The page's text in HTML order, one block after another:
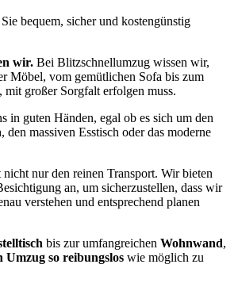
bequem, sicher und kostengünstig
wir. Bei Blitzschnellumzug wissen wir,
Möbel, vom gemütlichen Sofa bis zum
großer Sorgfalt erfolgen muss.
in guten Händen, egal ob es sich um den
den massiven Esstisch oder das moderne
nicht nur den reinen Transport. Wir bieten
an, um sicherzustellen, dass wir
verstehen und entsprechend planen
bis zur umfangreichen Wohnwand,
Umzug so reibungslos wie möglich zu